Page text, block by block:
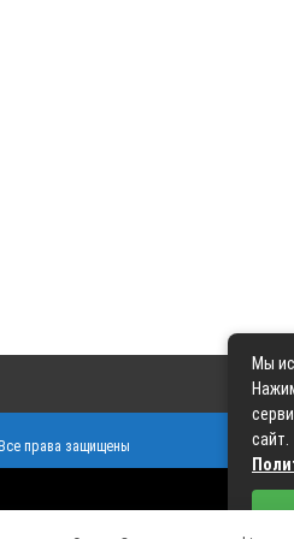
права защищены
Мы
сайт.